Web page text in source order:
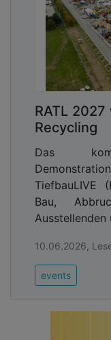
RATL
Recycling
Das
TiefbauLIVE
Bau,
Ausstellenden
10.06.2026,
events